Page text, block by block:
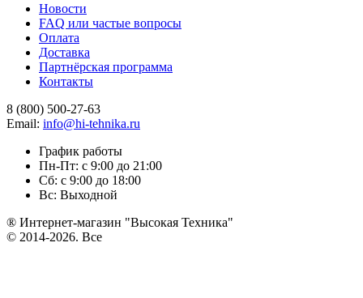
Новости
FAQ или частые вопросы
Оплата
Доставка
Партнёрская программа
Контакты
8 (800) 500-27-63
Email: info@hi-tehnika.ru
График работы
Пн-Пт: с 9:00 до 21:00
Сб: с 9:00 до 18:00
Вс: Выходной
® Интернет-магазин "Высокая Техника"
© 2014-2026. Все